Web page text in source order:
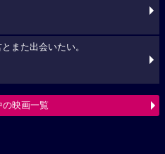
また出会いたい。
映画一覧